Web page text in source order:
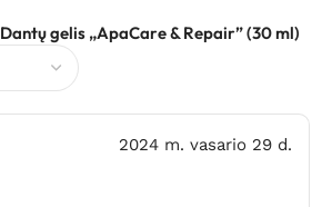
Dantų gelis „ApaCare & Repair” (30 ml)
2024 m. vasario 29 d.